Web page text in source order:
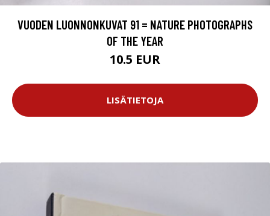
VUODEN LUONNONKUVAT 91 = NATURE PHOTOGRAPHS
OF THE YEAR
10.5 EUR
LISÄTIETOJA